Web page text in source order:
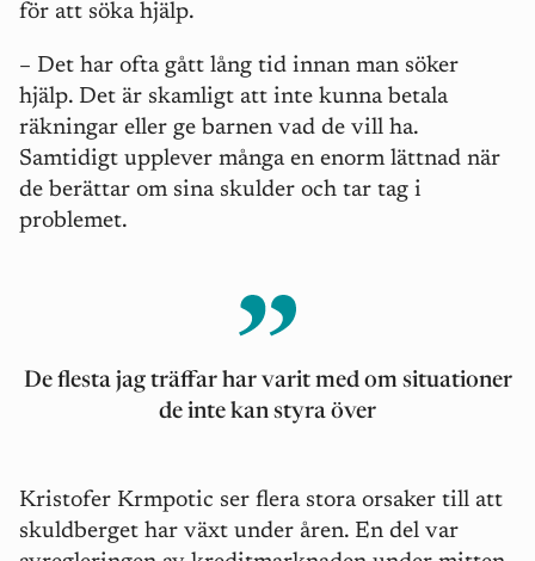
för att söka hjälp.
– Det har ofta gått lång tid innan man söker
hjälp. Det är skamligt att inte kunna betala
räkningar eller ge barnen vad de vill ha.
Samtidigt upplever många en enorm lättnad när
de berättar om sina skulder och tar tag i
problemet.
De flesta jag träffar har varit med om situationer
de inte kan styra över
Kristofer Krmpotic ser flera stora orsaker till att
skuldberget har växt under åren. En del var